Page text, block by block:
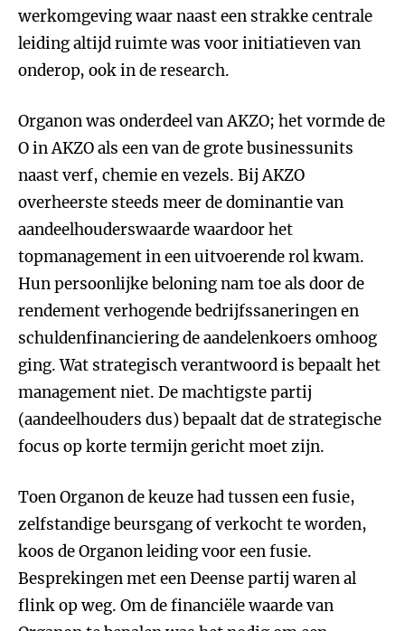
werkomgeving waar naast een strakke centrale
leiding altijd ruimte was voor initiatieven van
onderop, ook in de research.
Organon was onderdeel van AKZO; het vormde de
O in AKZO als een van de grote businessunits
naast verf, chemie en vezels. Bij AKZO
overheerste steeds meer de dominantie van
aandeelhouderswaarde waardoor het
topmanagement in een uitvoerende rol kwam.
Hun persoonlijke beloning nam toe als door de
rendement verhogende bedrijfssaneringen en
schuldenfinanciering de aandelenkoers omhoog
ging. Wat strategisch verantwoord is bepaalt het
management niet. De machtigste partij
(aandeelhouders dus) bepaalt dat de strategische
focus op korte termijn gericht moet zijn.
Toen Organon de keuze had tussen een fusie,
zelfstandige beursgang of verkocht te worden,
koos de Organon leiding voor een fusie.
Besprekingen met een Deense partij waren al
flink op weg. Om de financiële waarde van